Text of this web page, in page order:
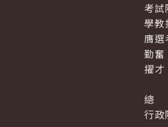
考
學教
膺選
勤奮
擢才
總
行